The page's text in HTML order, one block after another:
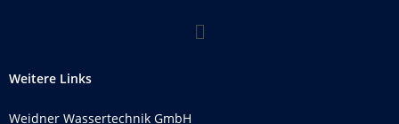
Weitere Links
Weidner Wassertechnik GmbH